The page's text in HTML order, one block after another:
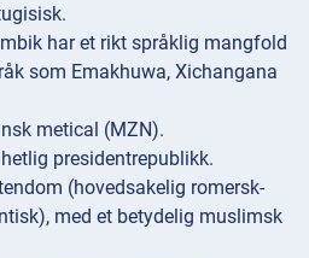
har et rikt språklig mangfold
som Emakhuwa, Xichangana
metical (MZN).
presidentrepublikk.
(hovedsakelig romersk-
med et betydelig muslimsk